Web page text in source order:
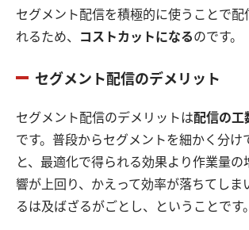
セグメント配信を積極的に使うことで配
れるため、
コストカットになるのです。
セグメント配信のデメリット
セグメント配信のデメリットは配信の工
です。普段からセグメントを細かく分け
と、最適化で得られる効果より作業量の
響が上回り、かえって効率が落ちてしま
るは及ばざるがごとし、ということです。